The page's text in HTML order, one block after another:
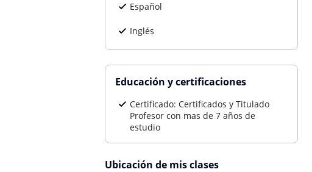
Español
Inglés
Educación y certificaciones
Certificado: Certificados y Titulado
Profesor con mas de 7 años de
estudio
Ubicación de mis clases